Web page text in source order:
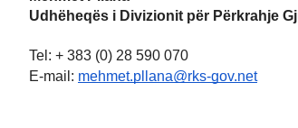
Udhëheqës i Divizionit për Përkrahje
Tel: + 383 (0) 28 590 070
E-mail: mehmet.pllana@rks-gov.net